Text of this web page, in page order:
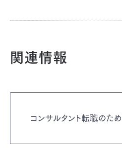
関連情報
コンサルタント転職のた